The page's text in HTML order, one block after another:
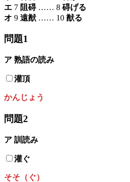
エ 7 阻碍…… 8 碍げる
オ 9 遠猷 …… 10 猷る
問題1
ア 熟語の読み
灌頂
かんじょう
問題2
ア 訓読み
灌ぐ
そそ（ぐ）